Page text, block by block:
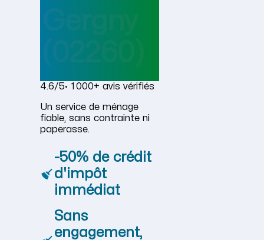
4.6/5· 1 000+ avis vérifiés
Un service de ménage
fiable, sans contrainte ni
paperasse.
-50% de crédit
d'impôt
immédiat
Sans
engagement,